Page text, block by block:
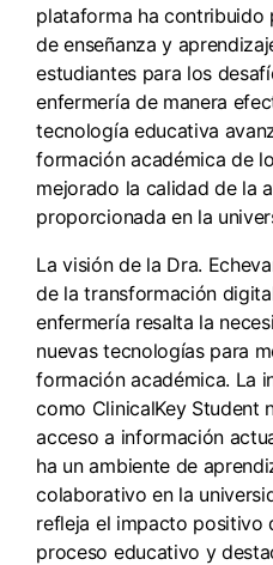
plataforma ha contribuido
de enseñanza y
estudiantes para los
enfermería de manera
tecnología educativa
formación académica de
mejorado la calidad de la
proporcionada en la
La visión de la Dra.
de la transformación
enfermería resalta la
nuevas tecnologías para
formación académica. La
como ClinicalKey Student
acceso a información
ha un ambiente de
colaborativo en la
refleja el impacto positivo
proceso educativo y